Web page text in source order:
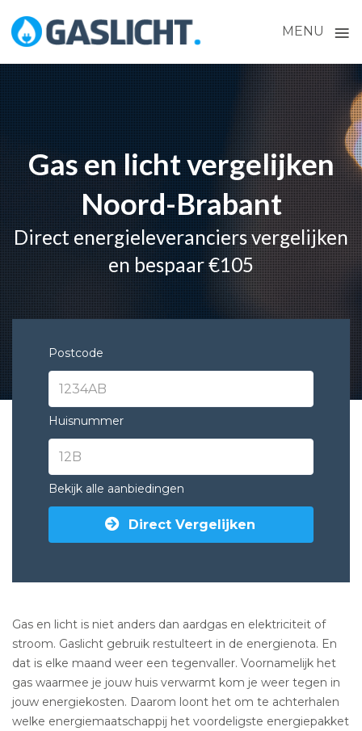
MENU ≡
Skip
to
content
Gas en licht vergelijken
Noord-Brabant
Direct energieleveranciers vergelijken
en bespaar €105
Postcode
Huisnummer
Bekijk alle aanbiedingen
Direct Vergelijken
Gas en licht is niet anders dan aardgas en elektriciteit of
stroom. Gaslicht gebruik restulteert in de energienota. En
dat is elke maand weer een tegenvaller. Voornamelijk het
gas waarmee je jouw huis verwarmt kom je weer tegen in
jouw energiekosten. Daarom loont het om te achterhalen
welke energiemaatschappij het voordeligste energiepakket